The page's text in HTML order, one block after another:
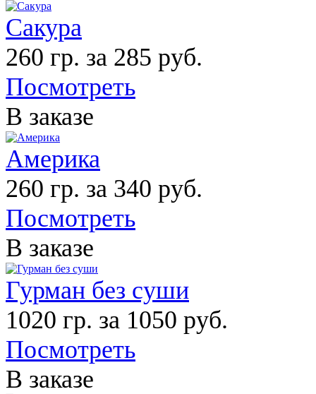
Сакура
260 гр. за 285 руб.
Посмотреть
В заказе
Америка
260 гр. за 340 руб.
Посмотреть
В заказе
Гурман без суши
1020 гр. за 1050 руб.
Посмотреть
В заказе